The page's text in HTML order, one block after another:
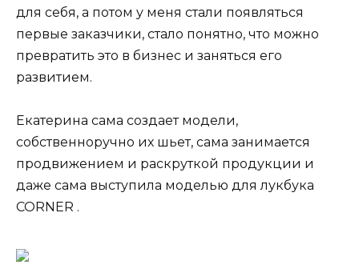
для себя, а потом у меня стали появляться
первые заказчики, стало понятно, что можно
превратить это в бизнес и заняться его
развитием.
Екатерина сама создает модели,
собственноручно их шьет, сама занимается
продвижением и раскруткой продукции и
даже сама выступила моделью для лукбука
CORNER .